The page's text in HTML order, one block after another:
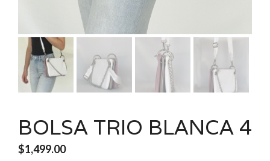
BOLSA TRIO BLANCA 4
$1,499.00